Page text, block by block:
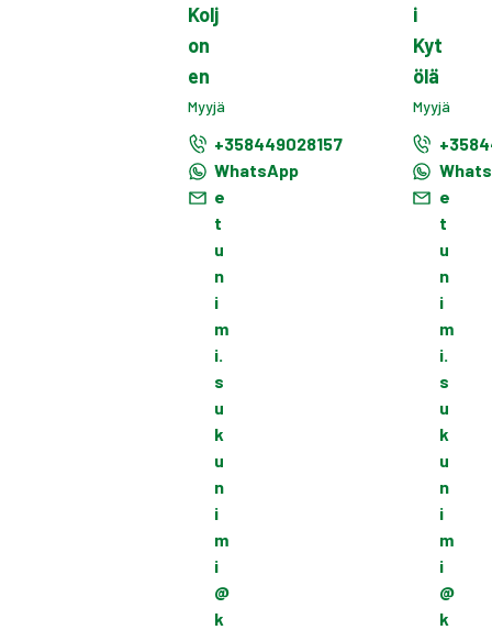
Kolj
on
en
Myyjä
+358449028157
WhatsApp
e
t
u
n
i
m
i.
s
u
k
u
n
i
m
i
@
k
i
Kyt
ölä
Myyjä
e
t
u
n
i
m
i.
s
u
k
u
n
i
m
i
@
k